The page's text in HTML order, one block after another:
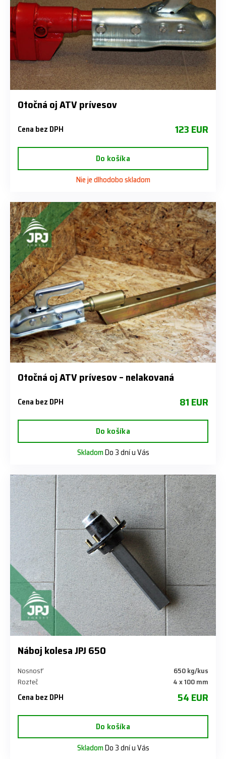
Otočná oj ATV prívesov
Cena bez DPH 123 EUR
Do košíka
Nie je dlhodobo skladom
Otočná oj ATV prívesov – nelakovaná
Cena bez DPH 81 EUR
Do košíka
SkladomDo 3 dní u Vás
Náboj kolesa JPJ 650
Nosnosť
650 kg/kus
Rozteč
4 x 100 mm
Cena bez DPH 54 EUR
Do košíka
SkladomDo 3 dní u Vás